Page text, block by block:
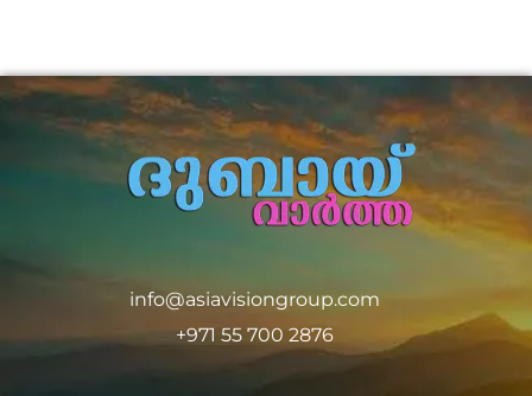
info@asiavisiongroup.com
+971 55 700 2876